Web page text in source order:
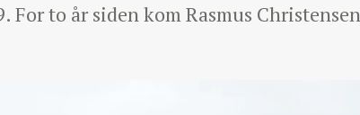
For to år siden kom Rasmus